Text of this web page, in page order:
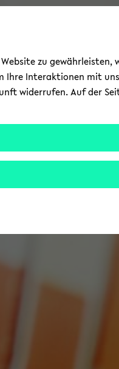
zu gewährleisten,
Ihre Interaktionen mit
widerrufen. Auf der